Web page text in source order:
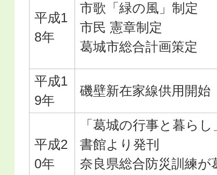
平成1
8年
市歌「緑の風」制定
市民 憲章制定
葛城市総合計画策定
平成1
9年
磯壁新在家線供用開始
平成2
0年
「葛城の行事と暮ら
書館より発刊
奈良県総合防災訓練が